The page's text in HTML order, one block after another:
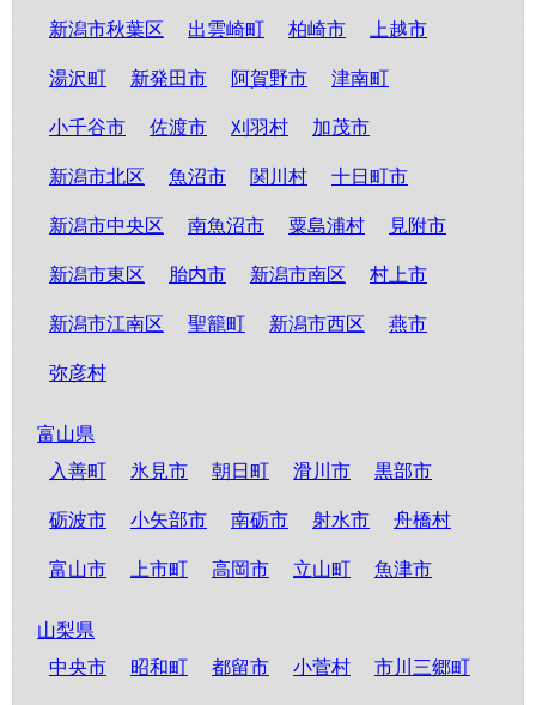
新潟市秋葉区 出雲崎町 柏崎市 上越市
湯沢町 新発田市 阿賀野市 津南町
小千谷市 佐渡市 刈羽村 加茂市
新潟市北区 魚沼市 関川村 十日町市
新潟市中央区 南魚沼市 粟島浦村 見附市
新潟市東区 胎内市 新潟市南区 村上市
新潟市江南区 聖籠町 新潟市西区 燕市
弥彦村
富山県
入善町
氷見市 朝日町 滑川市 黒部市
砺波市 小矢部市 南砺市 射水市 舟橋村
富山市 上市町 高岡市 立山町 魚津市
山梨県
中央市
昭和町 都留市 小菅村 市川三郷町